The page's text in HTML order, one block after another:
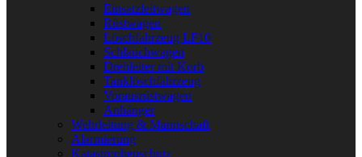
Einsatzleitwagen
Rüstwagen
Löschfahrzeug LF10
Schlauchwagen
Drehleiter mit Korb
Tanklöschfahrzeug
Vorausrüstwagen
Anhänger
Wehrleitung & Mannschaft
Alarmierung
Katastrophenschutz